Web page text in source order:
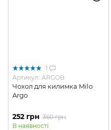
1
Артикул: ARGOB
Чохол для килимка Milo
Argo
252 грн 360 грн
В наявності